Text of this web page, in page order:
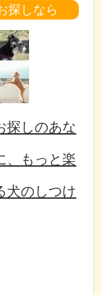
探しなら
探しのあな
、もっと楽
犬のしつけ